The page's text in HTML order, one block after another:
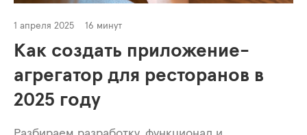
1 апреля 2025 16 минут
Как создать приложение-
агрегатор для ресторанов в
2025 году